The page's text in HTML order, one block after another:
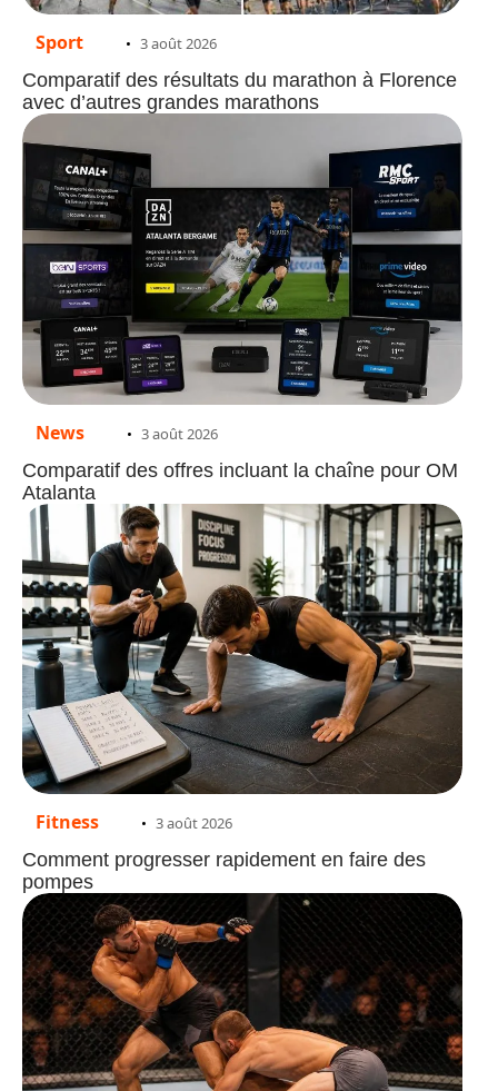
Sport 3 août 2026
Comparatif des résultats du marathon à Florence
avec d’autres grandes marathons
News 3 août 2026
Comparatif des offres incluant la chaîne pour OM
Atalanta
Fitness 3 août 2026
Comment progresser rapidement en faire des
pompes